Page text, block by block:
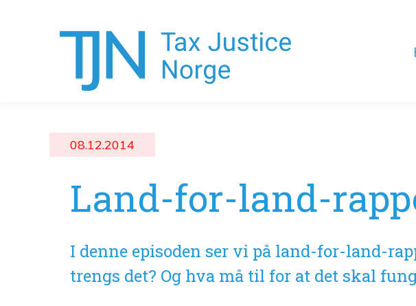
08.12.2014
Land-for-land-
I denne episoden ser vi på land-for-land-
trengs det? Og hva må til for at det skal